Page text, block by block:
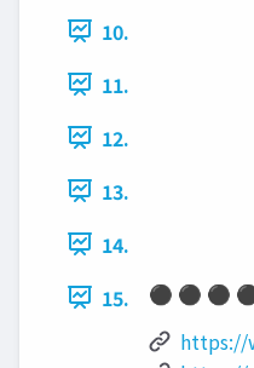
10.
11.
12.
13.
14.
15.
⚫ ⚫ ⚫
https://